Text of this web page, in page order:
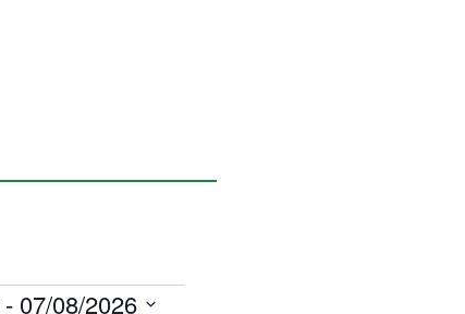
- 07/08/2026